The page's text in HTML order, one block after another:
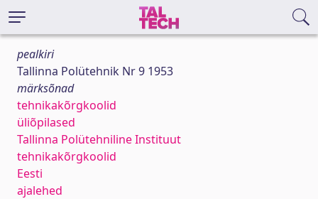
pealkiri
Tallinna Polütehnik Nr 9 1953
märksõnad
tehnikakõrgkoolid
üliõpilased
Tallinna Polütehniline Instituut
tehnikakõrgkoolid
Eesti
ajalehed